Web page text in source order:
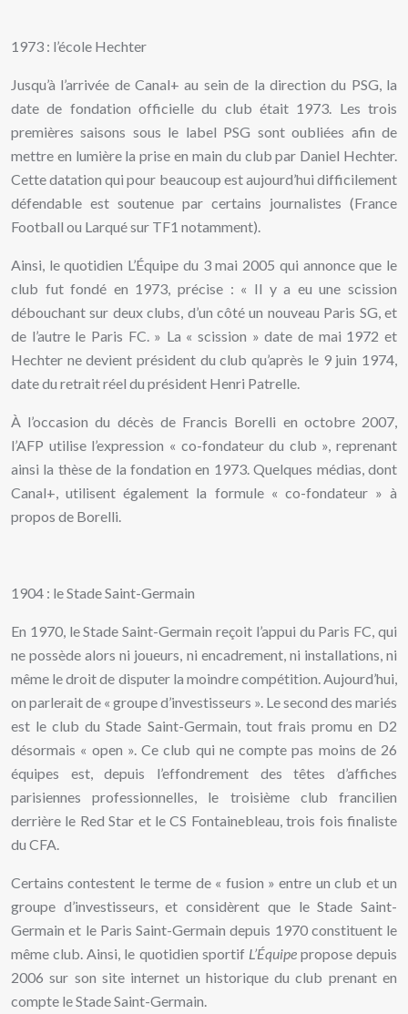
1973 : l’école Hechter
Jusqu’à l’arrivée de Canal+ au sein de la direction du PSG, la
date de fondation officielle du club était 1973. Les trois
premières saisons sous le label PSG sont oubliées afin de
mettre en lumière la prise en main du club par Daniel Hechter.
Cette datation qui pour beaucoup est aujourd’hui difficilement
défendable est soutenue par certains journalistes (France
Football ou Larqué sur TF1 notamment).
Ainsi, le quotidien L’Équipe du 3 mai 2005 qui annonce que le
club fut fondé en 1973, précise : « Il y a eu une scission
débouchant sur deux clubs, d’un côté un nouveau Paris SG, et
de l’autre le Paris FC. » La « scission » date de mai 1972 et
Hechter ne devient président du club qu’après le 9 juin 1974,
date du retrait réel du président Henri Patrelle.
À l’occasion du décès de Francis Borelli en octobre 2007,
l’AFP utilise l’expression « co-fondateur du club », reprenant
ainsi la thèse de la fondation en 1973. Quelques médias, dont
Canal+, utilisent également la formule « co-fondateur » à
propos de Borelli.
1904 : le Stade Saint-Germain
En 1970, le Stade Saint-Germain reçoit l’appui du Paris FC, qui
ne possède alors ni joueurs, ni encadrement, ni installations, ni
même le droit de disputer la moindre compétition. Aujourd’hui,
on parlerait de « groupe d’investisseurs ». Le second des mariés
est le club du Stade Saint-Germain, tout frais promu en D2
désormais « open ». Ce club qui ne compte pas moins de 26
équipes est, depuis l’effondrement des têtes d’affiches
parisiennes professionnelles, le troisième club francilien
derrière le Red Star et le CS Fontainebleau, trois fois finaliste
du CFA.
Certains contestent le terme de « fusion » entre un club et un
groupe d’investisseurs, et considèrent que le Stade Saint-
Germain et le Paris Saint-Germain depuis 1970 constituent le
même club. Ainsi, le quotidien sportif L’Équipepropose depuis
2006 sur son site internet un historique du club prenant en
compte le Stade Saint-Germain.